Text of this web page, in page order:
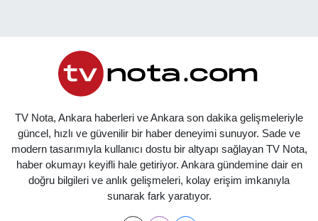
TV Nota, Ankara haberleri ve Ankara son dakika gelişmeleriyle
güncel, hızlı ve güvenilir bir haber deneyimi sunuyor. Sade ve
modern tasarımıyla kullanıcı dostu bir altyapı sağlayan TV Nota,
haber okumayı keyifli hale getiriyor. Ankara gündemine dair en
doğru bilgileri ve anlık gelişmeleri, kolay erişim imkanıyla
sunarak fark yaratıyor.